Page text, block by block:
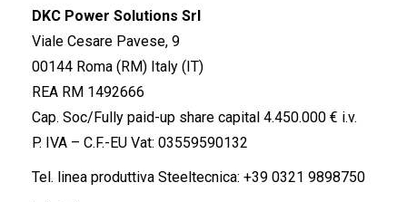
DKC Power Solutions Srl
Viale Cesare Pavese, 9
00144 Roma (RM) Italy (IT)
REA RM 1492666
Cap. Soc/Fully paid-up share capital 4.450.000 € i.v.
P. IVA – C.F.-EU Vat: 03559590132
Tel. linea produttiva Steeltecnica: +39 0321 9898750